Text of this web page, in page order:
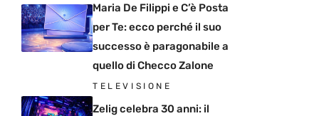
Maria De Filippi e C’è Posta
per Te: ecco perché il suo
successo è paragonabile a
quello di Checco Zalone
TELEVISIONE
Zelig celebra 30 anni: il